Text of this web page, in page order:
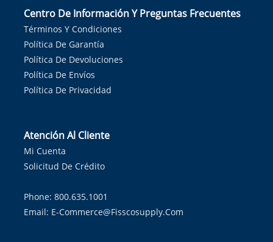
Centro De Información Y Preguntas Frecuentes
Términos Y Condiciones
Política De Garantía
Política De Devoluciones
Política De Envíos
Política De Privacidad
Atención Al Cliente
Mi Cuenta
Solicitud De Crédito
Phone: 800.635.1001
Email: E-Commerce@fisscosupply.com